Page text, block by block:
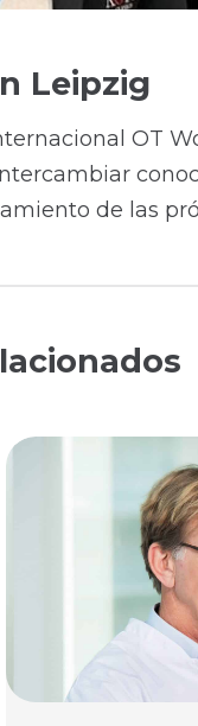
Leipzig
OT
de las